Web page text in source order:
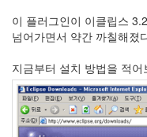
이 플러그인이 이클립스
넘어가면서 약간 까칠해졌
지금부터 설치 방법을 적
play
movie
Eclipse
네